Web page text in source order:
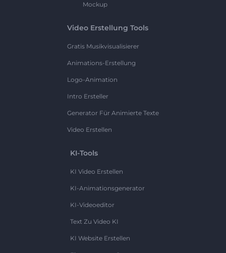
Mockup
Video Erstellung Tools
Gratis Musikvisualisierer
Animations-Erstellung
Logo-Animation
Intro Ersteller
Generator Für Animierte Texte
Video Erstellen
KI-Tools
KI Video Erstellen
KI-Animationsgenerator
KI-Videoeditor
Text Zu Video KI
KI Website Erstellen